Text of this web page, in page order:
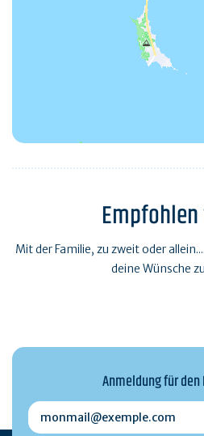
Mit der Familie, zu zweit oder
deine Wünsche
Anmeldung für
monmail@exemple.com